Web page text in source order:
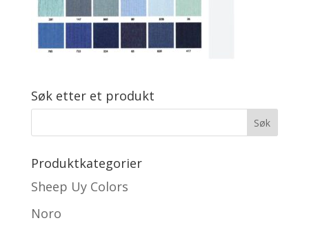
Søk etter et produkt
Produktkategorier
Sheep Uy Colors
Noro